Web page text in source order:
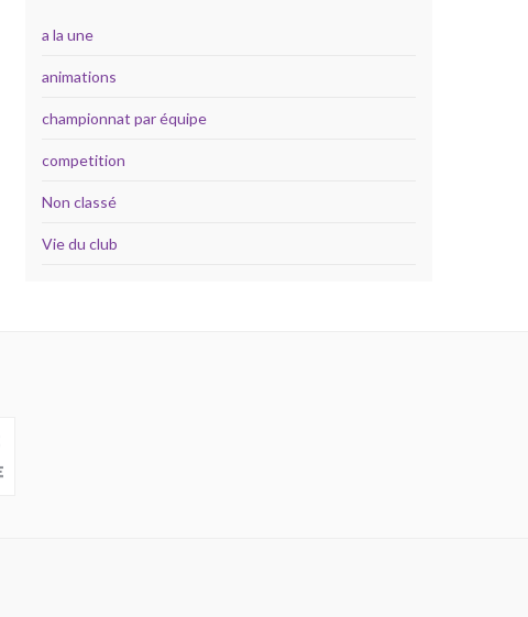
a la une
animations
championnat par équipe
competition
Non classé
Vie du club